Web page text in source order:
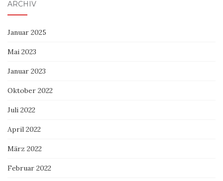
ARCHIV
Januar 2025
Mai 2023
Januar 2023
Oktober 2022
Juli 2022
April 2022
März 2022
Februar 2022